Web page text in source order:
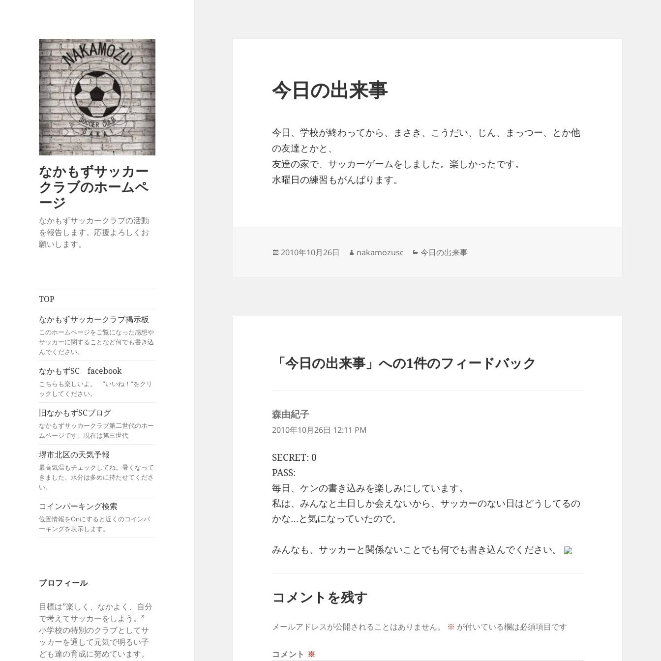
なかもずサッカー
クラブのホームペ
ージ
なかもずサッカークラブの活動
を報告します。応援よろしくお
願いします。
TOP
なかもずサッカークラブ掲示板
このホームページをご覧になった感想や
サッカーに関することなど何でも書き込
んでください。
なかもずSC facebook
こちらも楽しいよ。 ”いいね！”をクリ
ックしてください。
旧なかもずSCブログ
なかもずサッカークラブ第二世代のホー
ムページです。現在は第三世代
堺市北区の天気予報
最高気温もチェックしてね。暑くなって
きました。水分は多めに持たせてくださ
い。
コインパーキング検索
位置情報をOnにすると近くのコインパ
ーキングを表示します。
プロフィール
目標は”楽しく、なかよく、自分
で考えてサッカーをしよう。”
小学校の特別のクラブとしてサ
ッカーを通して元気で明るい子
ども達の育成に努めています。
今日の出来事
今日、学校が終わってから、まさき、こうだい、じん、まっつー、とか他
の友達とかと、
友達の家で、サッカーゲームをしました。楽しかったです。
水曜日の練習もがんばります。
投
2010年10月26日
作
nakamozusc
カ
今日の出来事
「今日の出来事」への1件のフィードバック
森由紀子
り:
2010年10月26日 12:11 PM
SECRET: 0
PASS:
毎日、ケンの書き込みを楽しみにしています。
私は、みんなと土日しか会えないから、サッカーのない日はどうしてるの
かな…と気になっていたので。
みんなも、サッカーと関係ないことでも何でも書き込んでください。
コメントを残す
メールアドレスが公開されることはありません。 ※ が付いている欄は必須項目です
コメント ※